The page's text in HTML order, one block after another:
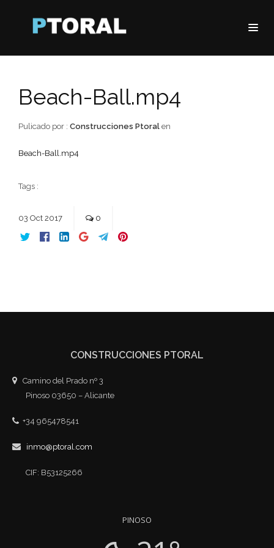
Beach-Ball.mp4
Pulicado por : Construcciones Ptoral en
Beach-Ball.mp4
Tags :
03 Oct 2017 0
CONSTRUCCIONES PTORAL
Camino del Prado nº 3
Pinoso 03650 – Alicante
+34 965478541
inmo@ptoral.com
CIF: B53125266
PINOSO